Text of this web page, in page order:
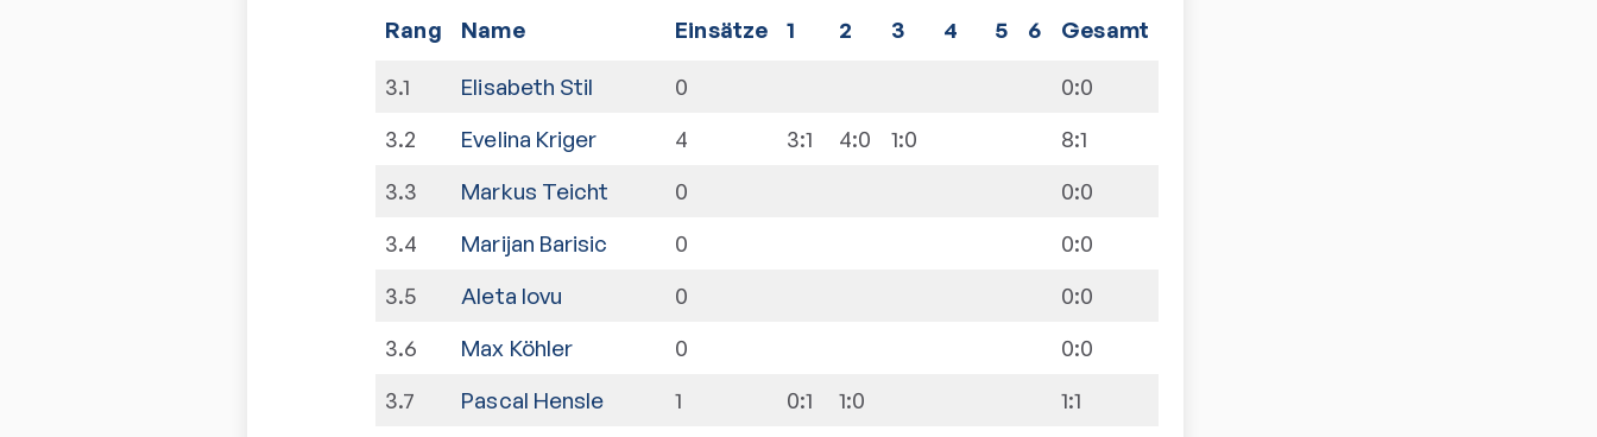
Rang Name Einsätze 1 2 3 4 5 6 Gesamt
3.1 Elisabeth Stil 0 0:0
3.2 Evelina Kriger 4 3:1 4:0 1:0 8:1
3.3 Markus Teicht 0 0:0
3.4 Marijan Barisic 0 0:0
3.5 Aleta Iovu 0 0:0
3.6 Max Köhler 0 0:0
3.7 Pascal Hensle 1 0:1 1:0 1:1